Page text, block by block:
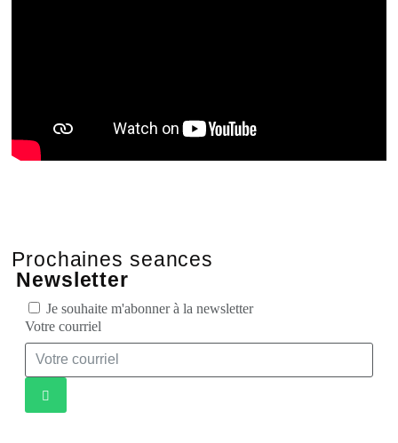
Prochaines seances
Newsletter
Je souhaite m'abonner à la newsletter
Votre courriel